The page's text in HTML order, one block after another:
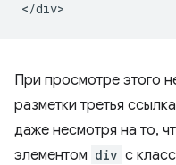
При просмотре этого
разметки третья
даже несмотря на то,
элементом div с